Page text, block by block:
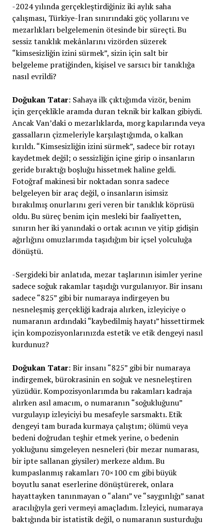
-2024 yılında gerçekleştirdiğiniz iki aylık saha
çalışması, Türkiye-İran sınırındaki göç yollarını ve
mezarlıkları belgelemenin ötesinde bir süreçti. Bu
sessiz tanıklık mekânlarını vizörden süzerek
“kimsesizliğin izini sürmek”, sizin için salt bir
belgeleme pratiğinden, kişisel ve sarsıcı bir tanıklığa
nasıl evrildi?
Doğukan Tatar: Sahaya ilk çıktığımda vizör, benim
için gerçeklikle aramda duran teknik bir kalkan gibiydi.
Ancak Van’daki o mezarlıklarda, morg kapılarında veya
gassalların çizmeleriyle karşılaştığımda, o kalkan
kırıldı. “Kimsesizliğin izini sürmek”, sadece bir rotayı
kaydetmek değil; o sessizliğin içine girip o insanların
geride bıraktığı boşluğu hissetmek haline geldi.
Fotoğraf makinesi bir noktadan sonra sadece
belgeleyen bir araç değil, o insanların isimsiz
bırakılmış onurlarını geri veren bir tanıklık köprüsü
oldu. Bu süreç benim için mesleki bir faaliyetten,
sınırın her iki yanındaki o ortak acının ve yitip gidişin
ağırlığını omuzlarımda taşıdığım bir içsel yolculuğa
dönüştü.
-Sergideki bir anlatıda, mezar taşlarının isimler yerine
sadece soğuk rakamlar taşıdığı vurgulanıyor. Bir insanı
sadece “825” gibi bir numaraya indirgeyen bu
nesneleşmiş gerçekliği kadraja alırken, izleyiciye o
numaranın ardındaki “kaybedilmiş hayatı” hissettirmek
için kompozisyonlarınızda estetik ve etik dengeyi nasıl
kurdunuz?
Doğukan Tatar: Bir insanı “825” gibi bir numaraya
indirgemek, bürokrasinin en soğuk ve nesneleştiren
yüzüdür. Kompozisyonlarımda bu rakamları kadraja
alırken asıl amacım, o numaranın “soğukluğunu”
vurgulayıp izleyiciyi bu mesafeyle sarsmaktı. Etik
dengeyi tam burada kurmaya çalıştım; ölümü veya
bedeni doğrudan teşhir etmek yerine, o bedenin
yokluğunu simgeleyen nesneleri (bir mezar numarası,
bir ipte sallanan giysiler) merkeze aldım. Bu
kumpaslanmış rakamları 70×100 cm gibi büyük
boyutlu sanat eserlerine dönüştürerek, onlara
hayattayken tanınmayan o “alanı” ve “saygınlığı” sanat
aracılığıyla geri vermeyi amaçladım. İzleyici, numaraya
baktığında bir istatistik değil, o numaranın susturduğu